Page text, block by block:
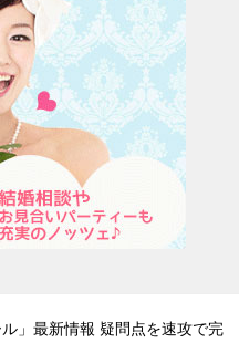
」最新情報 疑問点を速攻で完